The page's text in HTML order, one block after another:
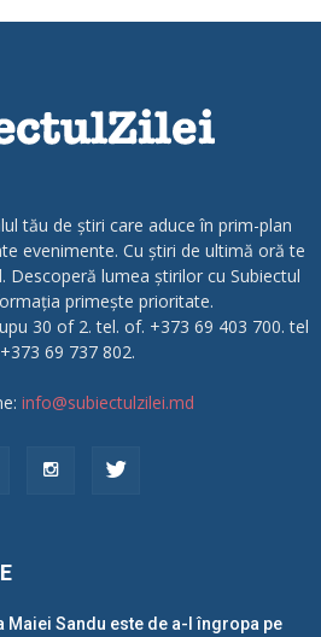
tău de știri care aduce în prim-plan
evenimente. Cu știri de ultimă oră te
Descoperă lumea știrilor cu Subiectul
primește prioritate.
30 of 2. tel. of. +373 69 403 700. tel
69 737 802.
info@subiectulzilei.md
Maiei Sandu este de a-l îngropa pe